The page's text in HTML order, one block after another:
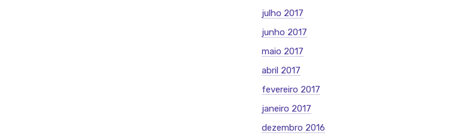
julho 2017
junho 2017
maio 2017
abril 2017
fevereiro 2017
janeiro 2017
dezembro 2016